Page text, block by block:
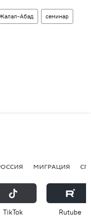
Абад семинар
МИГРАЦИЯ
ТikТоk Rutube